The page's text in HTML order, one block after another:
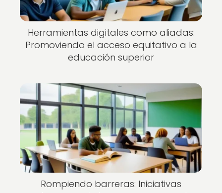
Herramientas digitales como aliadas:
Promoviendo el acceso equitativo a la
educación superior
Rompiendo barreras: Iniciativas